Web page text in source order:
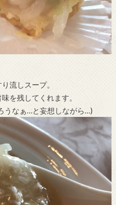
流しスープ。
を残してくれます。
うなぁ…と妄想しながら…)